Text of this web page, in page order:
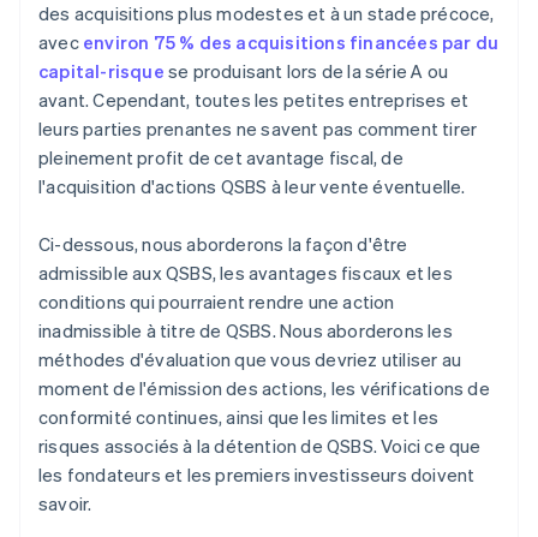
des acquisitions plus modestes et à un stade précoce,
avec environ 75 % des acquisitions financées par du
capital-risque se produisant lors de la série A ou
avant. Cependant, toutes les petites entreprises et
leurs parties prenantes ne savent pas comment tirer
pleinement profit de cet avantage fiscal, de
l'acquisition d'actions QSBS à leur vente éventuelle.
Ci-dessous, nous aborderons la façon d'être
admissible aux QSBS, les avantages fiscaux et les
conditions qui pourraient rendre une action
inadmissible à titre de QSBS. Nous aborderons les
méthodes d'évaluation que vous devriez utiliser au
moment de l'émission des actions, les vérifications de
conformité continues, ainsi que les limites et les
risques associés à la détention de QSBS. Voici ce que
les fondateurs et les premiers investisseurs doivent
savoir.